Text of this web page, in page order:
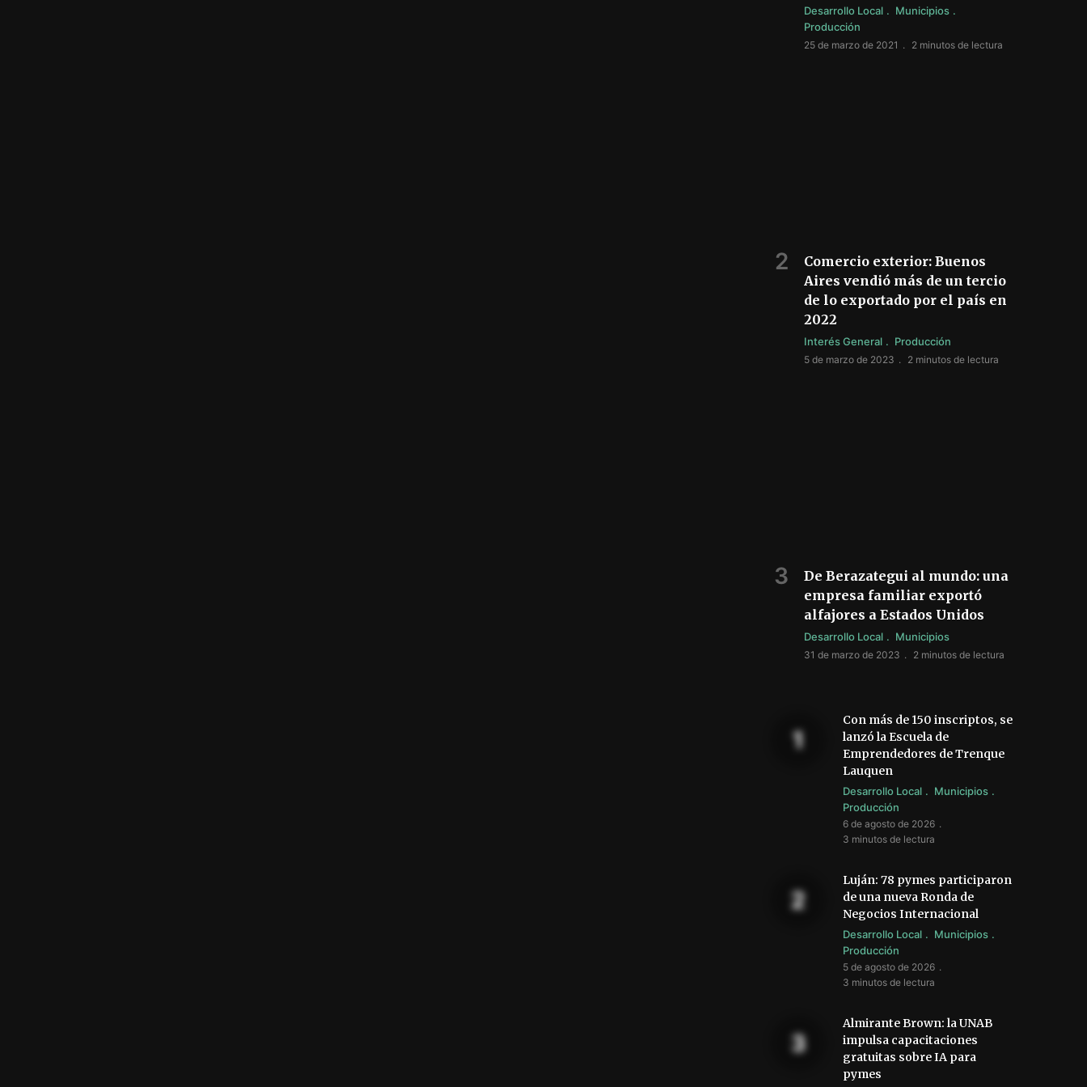
Desarrollo Local
Municipios
Producción
25 de marzo de 2021 2 minutos de lectura
Comercio exterior: Buenos
Aires vendió más de un tercio
de lo exportado por el país en
2022
Interés General Producción
5 de marzo de 2023 2 minutos de lectura
De Berazategui al mundo: una
empresa familiar exportó
alfajores a Estados Unidos
Desarrollo Local Municipios
31 de marzo de 2023 2 minutos de lectura
Con más de 150 inscriptos, se
lanzó la Escuela de
Emprendedores de Trenque
Lauquen
Desarrollo Local
Municipios
Producción
6 de agosto de 2026
3 minutos de lectura
Luján: 78 pymes participaron
de una nueva Ronda de
Negocios Internacional
Desarrollo Local
Municipios
Producción
5 de agosto de 2026
3 minutos de lectura
Almirante Brown: la UNAB
impulsa capacitaciones
gratuitas sobre IA para
pymes